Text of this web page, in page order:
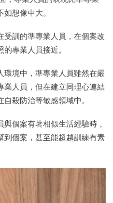
想像中大。
受訓的準專業人員，在個案改
專業人員接近。
環境中，準專業人員雖然在嚴
業人員，但在建立同理心連結
殺防治等敏感領域中。
個案有著相似生活經驗時，
到個案，甚至能超越訓練有素